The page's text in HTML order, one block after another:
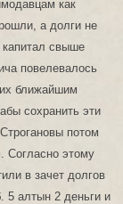
как
а долги не
свыше
повелевалось
ближайшим
сохранить эти
потом
Согласно этому
в зачет долгов
5 алтын 2 деньги и